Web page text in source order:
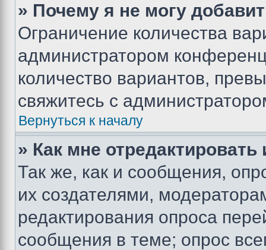
» Почему я не могу
Ограничение количества
администратором
количество вариантов,
свяжитесь с
Вернуться к началу
» Как мне
Так же, как и сообщения,
их создателями,
редактирования опроса
сообщения в теме; опрос